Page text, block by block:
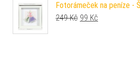
Fotorámeček na peníze -
249Kč Původní cena byla:
99 Kč